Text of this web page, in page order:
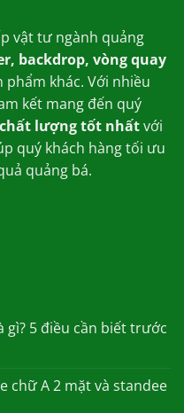
vật tư ngành quảng
backdrop, vòng quay
phẩm khác. Với nhiều
kết mang đến quý
chất lượng tốt nhấtvới
quý khách hàng tối ưu
quảng bá.
gì? 5 điều cần biết trước
chữ A 2 mặt và standee